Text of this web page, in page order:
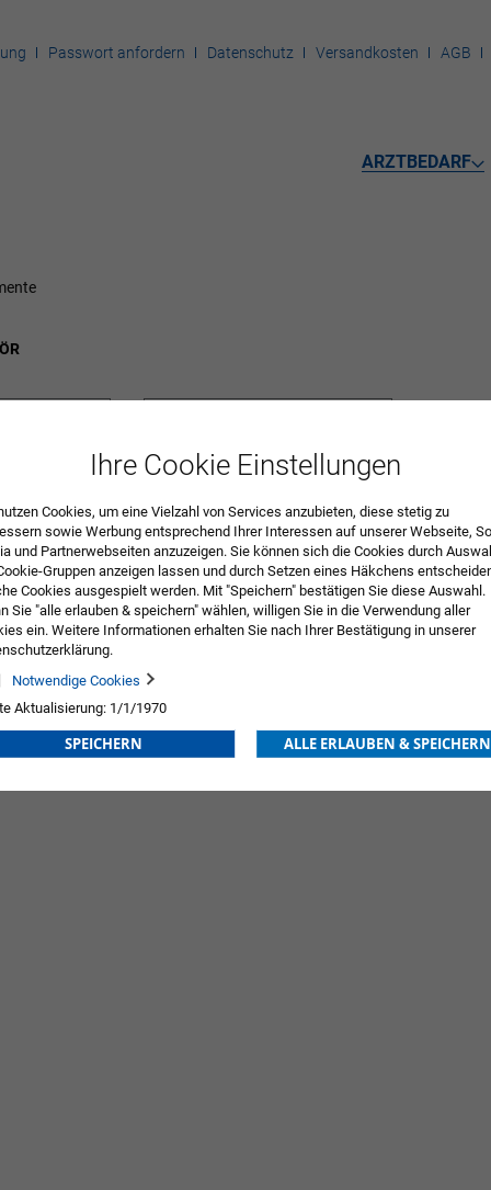
Passwort anfordern Datenschutz Versandkosten AGB
ARZTBEDARF
Nase
Preis nach Anmeldung
WUNSCHLISTE
HINZUFÜGEN
Ihre Cookie Einstellungen
Cookies, um eine Vielzahl von Services anzubieten, diese stetig zu
sowie Werbung entsprechend Ihrer Interessen auf unserer Webseite,
und Partnerwebseiten anzuzeigen. Sie können sich die Cookies durch
Gruppen anzeigen lassen und durch Setzen eines Häkchens
Cookies ausgespielt werden. Mit "Speichern" bestätigen Sie diese Auswahl.
Sie "alle erlauben & speichern" wählen, willigen Sie in die Verwendung aller
ein. Weitere Informationen erhalten Sie nach Ihrer Bestätigung in unserer
Notwendige Cookies
Aktualisierung: 1/1/1970
SPEICHERN ALLE ERLAUBEN & SPEICHERN